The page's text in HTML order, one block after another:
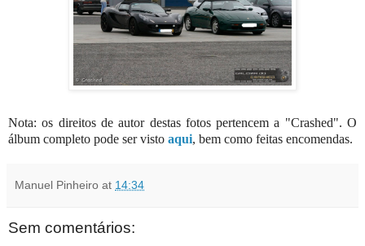
Nota: os direitos de autor destas fotos pertencem a "Crashed". O
álbum completo pode ser visto aqui, bem como feitas encomendas.
Manuel Pinheiro at 14:34
Sem comentários: